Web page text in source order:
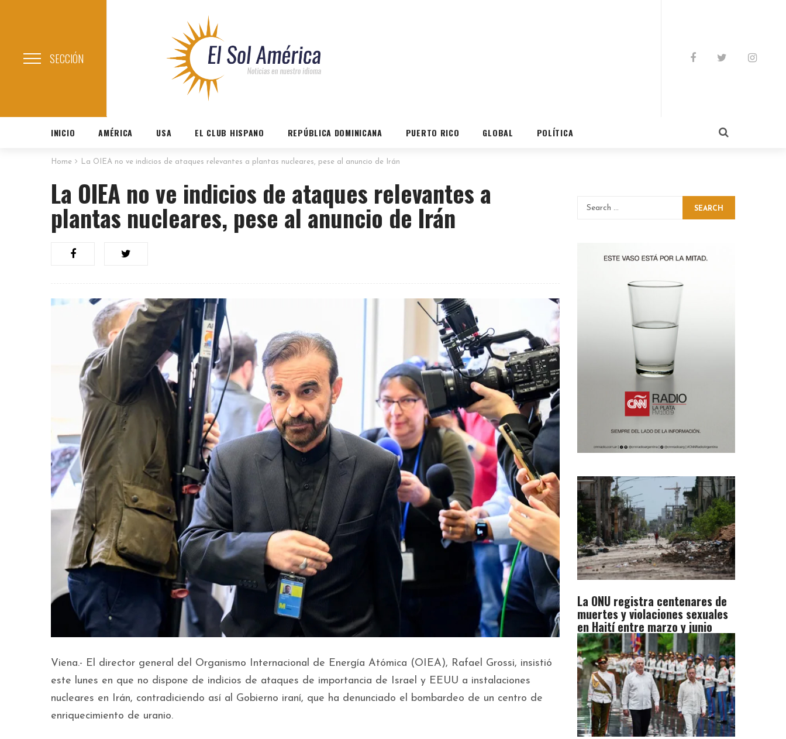
SECCIÓN
INICIO AMÉRICA USA EL CLUB HISPANO REPÚBLICA DOMINICANA PUERTO RICO GLOBAL POLÍTICA
Home La OIEA no ve indicios de ataques relevantes a plantas nucleares, pese al anuncio de Irán
La OIEA no ve indicios de ataques relevantes a
plantas nucleares, pese al anuncio de Irán
Viena.- El director general del Organismo Internacional de Energía Atómica (OIEA), Rafael Grossi, insistió
este lunes en que no dispone de indicios de ataques de importancia de Israel y EEUU a instalaciones
nucleares en Irán, contradiciendo así al Gobierno iraní, que ha denunciado el bombardeo de un centro de
enriquecimiento de uranio.
SEARCH
La ONU registra centenares de
muertes y violaciones sexuales
en Haití entre marzo y junio